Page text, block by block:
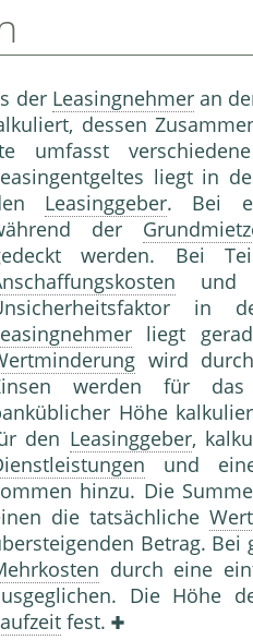
der Leasingnehmeran
dessen
umfasst
liegt in
Leasinggeber. Bei
der
werden. Bei
und
in
liegt
wird
werden für
Höhe
den Leasinggeber,
und
hinzu. Die
die tatsächliche
Betrag.
durch eine
Die Höhe
fest.